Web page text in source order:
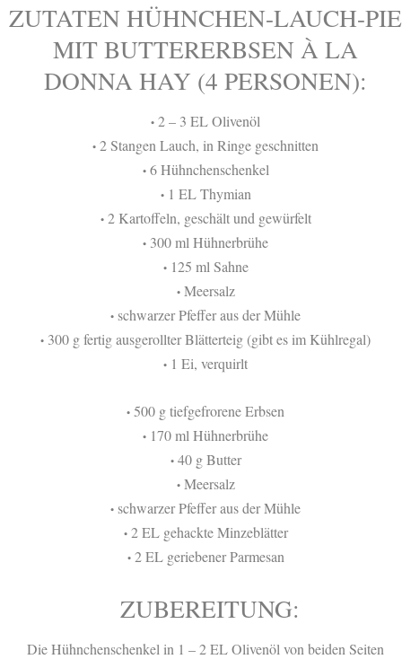
ZUTATEN HÜHNCHEN-LAUCH-PIE
MIT BUTTERERBSEN À LA
DONNA HAY (4 PERSONEN):
• 2 – 3 EL Olivenöl
• 2 Stangen Lauch, in Ringe geschnitten
•6 Hühnchenschenkel
•1 EL Thymian
•2 Kartoffeln, geschält und gewürfelt
• 300 ml Hühnerbrühe
•125 ml Sahne
•Meersalz
• schwarzer Pfeffer aus der Mühle
• 300 g fertig ausgerollter Blätterteig (gibt es im Kühlregal)
• 1 Ei, verquirlt
• 500 g tiefgefrorene Erbsen
• 170 ml Hühnerbrühe
•40 g Butter
•Meersalz
• schwarzer Pfeffer aus der Mühle
•2 EL gehackte Minzeblätter
•2 EL geriebener Parmesan
ZUBEREITUNG:
Die Hühnchenschenkel in 1 – 2 EL Olivenöl von beiden Seiten